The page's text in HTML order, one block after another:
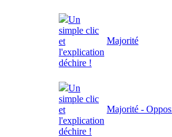
Un
simple clic
et
l'explication
déchire !
Majorité
Un
simple clic
et
l'explication
déchire !
Majorité -